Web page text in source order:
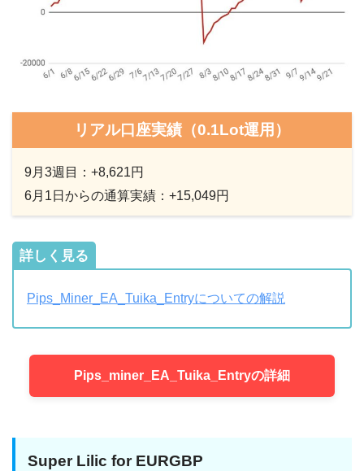
リアル口座実績（0.1Lot運用）
9月3週目：+8,621円
6月1日からの通算実績：+15,049円
詳しく見る
Pips_Miner_EA_Tuika_Entryについての解説
Pips_miner_EA_Tuika_Entryの詳細
Super Lilic for EURGBP